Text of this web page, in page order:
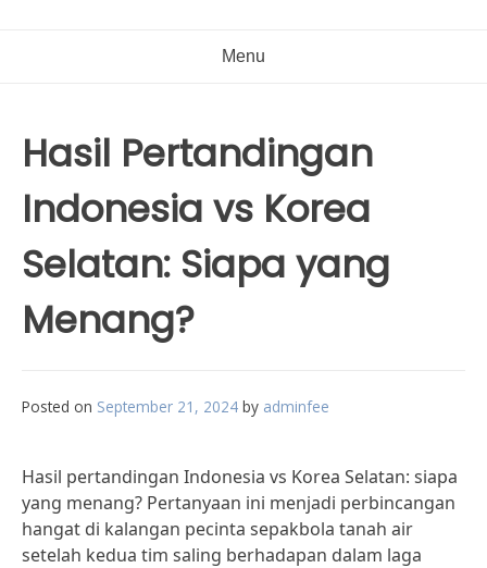
Menu
Hasil Pertandingan
Indonesia vs Korea
Selatan: Siapa yang
Menang?
Posted on September 21, 2024 by adminfee
Hasil pertandingan Indonesia vs Korea Selatan: siapa
yang menang? Pertanyaan ini menjadi perbincangan
hangat di kalangan pecinta sepakbola tanah air
setelah kedua tim saling berhadapan dalam laga